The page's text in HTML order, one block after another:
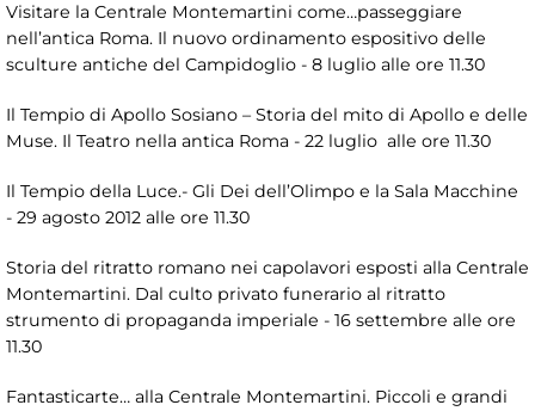
Visitare la Centrale Montemartini come…passeggiare
nell’antica Roma. Il nuovo ordinamento espositivo delle
sculture antiche del Campidoglio - 8 luglio alle ore 11.30
Il Tempio di Apollo Sosiano – Storia del mito di Apollo e delle
Muse. Il Teatro nella antica Roma - 22 luglio alle ore 11.30
Il Tempio della Luce.- Gli Dei dell’Olimpo e la Sala Macchine
- 29 agosto 2012 alle ore 11.30
Storia del ritratto romano nei capolavori esposti alla Centrale
Montemartini. Dal culto privato funerario al ritratto
strumento di propaganda imperiale - 16 settembre alle ore
11.30
Fantasticarte… alla Centrale Montemartini. Piccoli e grandi